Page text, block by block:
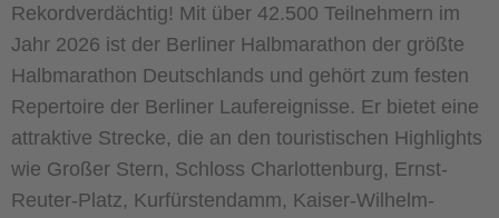
Rekordverdächtig! Mit über 42.500 Teilnehmern im
Jahr 2026 ist der Berliner Halbmarathon der größte
Halbmarathon Deutschlands und gehört zum festen
Repertoire der Berliner Laufereignisse. Er bietet eine
attraktive Strecke, die an den touristischen Highlights
wie Großer Stern, Schloss Charlottenburg, Ernst-
Reuter-Platz, Kurfürstendamm, Kaiser-Wilhelm-